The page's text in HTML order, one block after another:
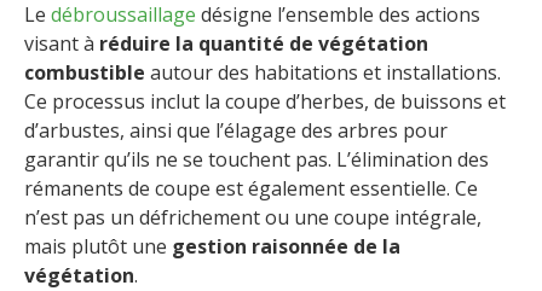
Le débroussaillage désigne l’ensemble des actions
visant à réduire la quantité de végétation
combustible autour des habitations et installations.
Ce processus inclut la coupe d’herbes, de buissons et
d’arbustes, ainsi que l’élagage des arbres pour
garantir qu’ils ne se touchent pas. L’élimination des
rémanents de coupe est également essentielle. Ce
n’est pas un défrichement ou une coupe intégrale,
mais plutôt une gestion raisonnée de la
végétation.